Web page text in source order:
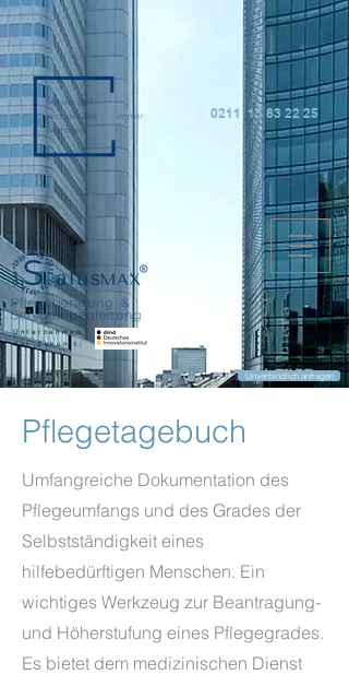
0211 15 83 22 25
Unternehmen
der Zukunft:
Unverbindlich anfragen
Pflegetagebuch
Umfangreiche Dokumentation des
Pflegeumfangs und des Grades der
Selbstständigkeit eines
hilfebedürftigen Menschen. Ein
wichtiges Werkzeug zur Beantragung-
und Höherstufung eines Pflegegrades.
Es bietet dem medizinischen Dienst